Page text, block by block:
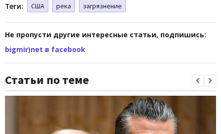
Теги: США река загрязнение
Не пропусти другие интересные статьи, подпишись:
bigmir)net в facebook
Статьи по теме